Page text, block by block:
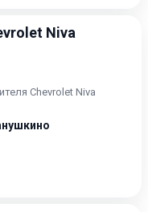
Niva
Chevrolet Niva